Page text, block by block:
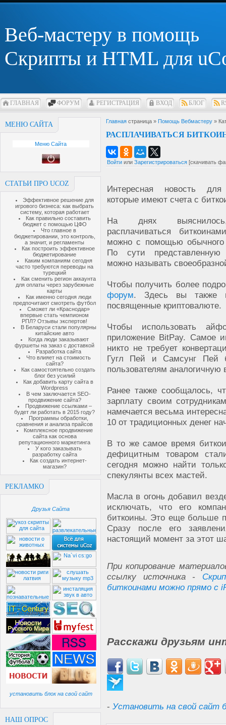
Веб-мастеру в помощь
Скрипты и HTML для
ГЛАВНАЯ ФОРУМ РЕГИСТРАЦИЯ ВХОД БЛОГ
МЕНЮ САЙТА
Меню Сайта
СТАТЬИ ПРО UCOZ
Эффективное решение для
игрового бизнеса: как выбрать
систему, которая работает
Как правильно составить
бюджет с помощью ЦФО
Что главное в
бюджетировании, это контроль,
а значит, и регламенты
Как построить эффективное
бюджетирование
Каким компаниям сегодня
часто требуются переводы на
турецкий
Как сменить регион аккаунта
для оплаты через зарубежные
карты
Как именно сегодня люди
предпочитают смотреть футбол
Сможет ли «Краснодар»
впервые стать чемпионом
РПЛ? Отзывы экспертов!
В Беларуси стали популярны
китайские авто
Когда люди заказывают
фуршеты на заказ с доставкой
Разработка сайта
Что влияет на стоимость
сайта?
Как самостоятельно создать
блог без усилий
Как добавить карту сайта в
Wordpress
В чем заключается SEO-
продвижение сайта?
Продвижение ссылками –
будет ли работать в 2015 году?
Программы обработки,
сравнения и анализа прайсов
Комплексное продвижение
сайта как основа
репутационного маркетинга
У кого заказывать
разработку сайта
Как создать интернет-
магазин?
РЕКЛАМКО
Друзья Сайта
установить блок на свой сайт
НАШ ОПРОС
Главная страница » Помощь Вебмастеру »
РАСПЛАЧИВАТЬСЯ
Войти или Зарегистрироваться [скачивать
Интересная новость
которые имеют счета с
На днях
расплачиваться
можно с помощью
По сути представленную
можно называть
Чтобы получить более
форум. Здесь вы также
посвященные криптовалюте.
Чтобы использовать
приложение BitPay. Самое
никто не требует
Гугл Пей и Самсунг Пей
пользователям
Ранее также сообщалось,
зарплату своим
намечается весьма
10 от традиционных денег
В то же самое время
дефицитным товаром
сегодня можно найти
спекулянты всех мастей.
Масла в огонь добавил
исключать, что его
биткоины. Это еще больше
Сразу после его
настоящий момент за этот
При копирование
ссылку источника -
биткоинами можно прямо с
Расскажи друзьям
- Установить на свой сайт